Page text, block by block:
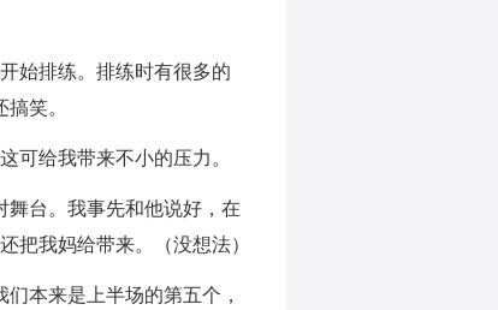
始排练。排练时有很多的
笑。
可给我带来不小的压力。
舞台。我事先和他说好，在
把我妈给带来。（没想法）
本来是上半场的第五个，